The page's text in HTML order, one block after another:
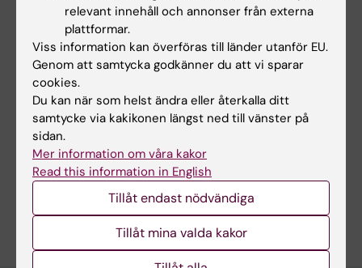
Health service engagement, side effects and
concerns among men with anabolic-
androgenic steroid use: a cross-sectional
Norwegian study
Henriksen HCB; Havnes IA; Jorstad ML;
Bjornebekk A
Alla författare
Är du Hans Bordado Henriksen?
Redigera din profil
relevant innehåll och annonser från externa
plattformar.
Viss information kan överföras till länder utanför EU.
Genom att samtycka godkänner du att vi sparar
cookies.
Du kan när som helst ändra eller återkalla ditt
samtycke via kakikonen längst ned till vänster på
sidan.
Mer information om våra kakor
Read this information in English
Tillåt endast nödvändiga
Tillåt mina valda kakor